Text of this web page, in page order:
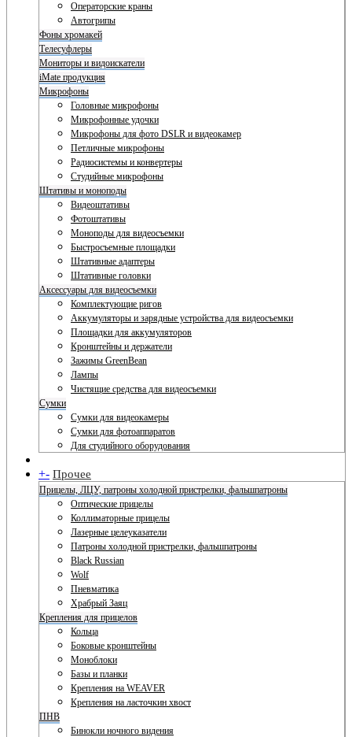
Операторские краны
Автогрипы
Фоны хромакей
Телесуфлеры
Мониторы и видоискатели
iMate продукция
Микрофоны
Головные микрофоны
Микрофонные удочки
Микрофоны для фото DSLR и видеокамер
Петличные микрофоны
Радиосистемы и конвертеры
Студийные микрофоны
Штативы и моноподы
Видеоштативы
Фотоштативы
Моноподы для видеосъемки
Быстросъемные площадки
Штативные адаптеры
Штативные головки
Аксессуары для видеосъемки
Комплектующие ригов
Аккумуляторы и зарядные устройства для видеосъемки
Площадки для аккумуляторов
Кронштейны и держатели
Зажимы GreenBean
Лампы
Чистящие средства для видеосъемки
Сумки
Сумки для видеокамеры
Сумки для фотоаппаратов
Для студийного оборудования
+- Прочее
Прицелы, ЛЦУ, патроны холодной пристрелки, фальшпатроны
Оптические прицелы
Коллиматорные прицелы
Лазерные целеуказатели
Патроны холодной пристрелки, фальшпатроны
Black Russian
Wolf
Пневматика
Храбрый Заяц
Крепления для прицелов
Кольца
Боковые кронштейны
Моноблоки
Базы и планки
Крепления на WEAVER
Крепления на ласточкин хвост
ПНВ
Бинокли ночного видения